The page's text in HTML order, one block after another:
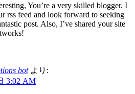
You’re a very skilled blogger. I
rss feed and look forward to seeking
post. Also, I’ve shared your site
bot より:
3:02 AM